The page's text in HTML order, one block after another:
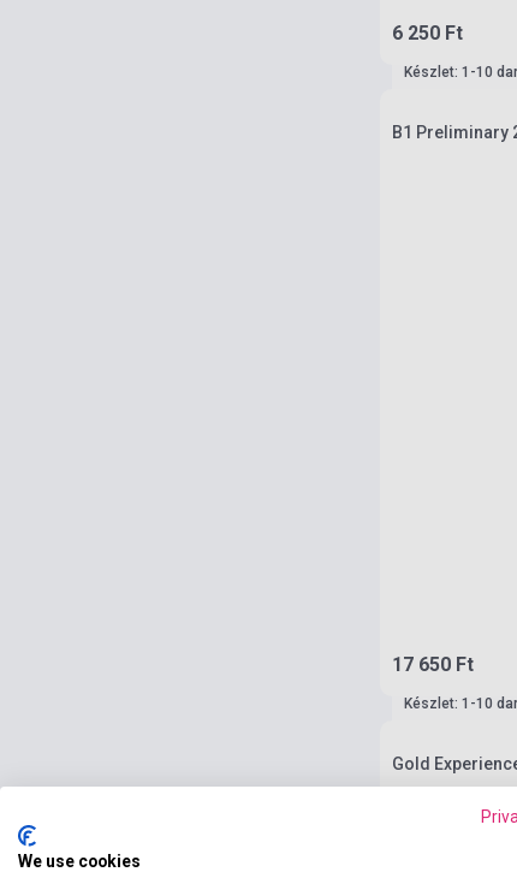
6 250 Ft
Készlet: 1-10
B1 Preliminary
17 650 Ft
Készlet: 1-10
Gold
We use cookies